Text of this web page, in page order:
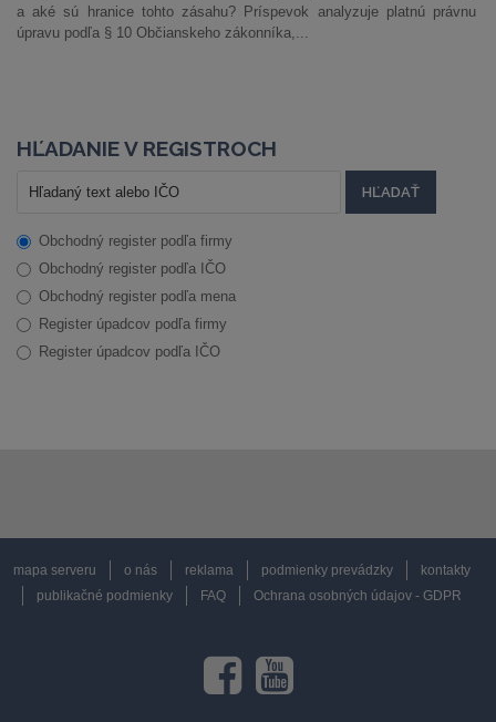
a aké sú hranice tohto zásahu? Príspevok analyzuje platnú právnu
úpravu podľa § 10 Občianskeho zákonníka,...
HĽADANIE V REGISTROCH
Obchodný register podľa firmy
Obchodný register podľa IČO
Obchodný register podľa mena
Register úpadcov podľa firmy
Register úpadcov podľa IČO
mapa serveru o nás reklama podmienky prevádzky
kontakty
publikačné podmienky
FAQ Ochrana osobných údajov - GDPR